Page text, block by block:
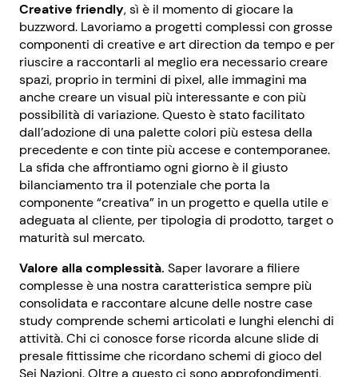
Creative friendly, sì è il momento di giocare la
buzzword. Lavoriamo a progetti complessi con grosse
componenti di creative e art direction da tempo e per
riuscire a raccontarli al meglio era necessario creare
spazi, proprio in termini di pixel, alle immagini ma
anche creare un visual più interessante e con più
possibilità di variazione. Questo è stato facilitato
dall’adozione di una palette colori più estesa della
precedente e con tinte più accese e contemporanee.
La sfida che affrontiamo ogni giorno è il giusto
bilanciamento tra il potenziale che porta la
componente “creativa” in un progetto e quella utile e
adeguata al cliente, per tipologia di prodotto, target o
maturità sul mercato.
Valore alla complessità. Saper lavorare a filiere
complesse è una nostra caratteristica sempre più
consolidata e raccontare alcune delle nostre case
study comprende schemi articolati e lunghi elenchi di
attività. Chi ci conosce forse ricorda alcune slide di
presale fittissime che ricordano schemi di gioco del
Sei Nazioni. Oltre a questo ci sono approfondimenti,